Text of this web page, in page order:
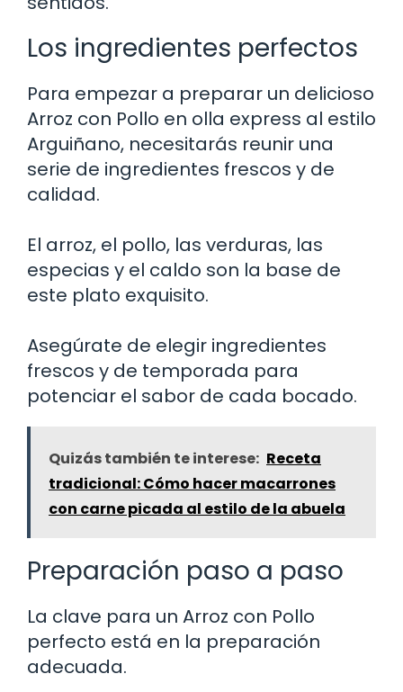
Los ingredientes perfectos
Para empezar a preparar un delicioso
Arroz con Pollo en olla express al estilo
Arguiñano, necesitarás reunir una
serie de ingredientes frescos y de
calidad.
El arroz, el pollo, las verduras, las
especias y el caldo son la base de
este plato exquisito.
Asegúrate de elegir ingredientes
frescos y de temporada para
potenciar el sabor de cada bocado.
Quizás también te interese: Receta
tradicional: Cómo hacer macarrones
con carne picada al estilo de la abuela
Preparación paso a paso
La clave para un Arroz con Pollo
perfecto está en la preparación
adecuada.